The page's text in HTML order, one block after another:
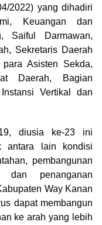
2022) yang dihadiri
Keuangan dan
Saiful Darmawan,
Sekretaris Daerah
Asisten Sekda,
Daerah, Bagian
Vertikal dan
diusia ke-23 ini
antara lain kondisi
pembangunan
dan penanganan
Way Kanan
dapat membangun
ke arah yang lebih